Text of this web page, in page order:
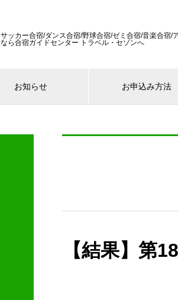
サッカー合宿/ダンス合宿/野球合宿/ゼミ合宿/音楽合宿/
なら合宿ガイドセンター トラベル・セゾンへ
お知らせ お申込み方法
【結果】第